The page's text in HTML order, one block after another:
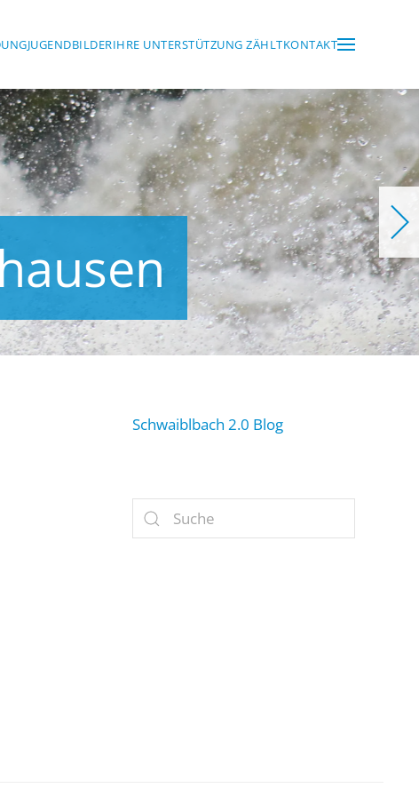
JUGENDBILDERIHRE UNTERSTÜTZUNG ZÄHLTKONTAKT
Schwaiblbach 2.0 Blog